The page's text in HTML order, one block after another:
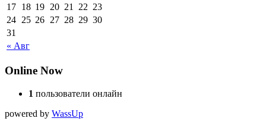
« Авг
17 18 19 20 21 22 23
24 25 26 27 28 29 30
31
Online Now
1 пользователи онлайн
powered by WassUp